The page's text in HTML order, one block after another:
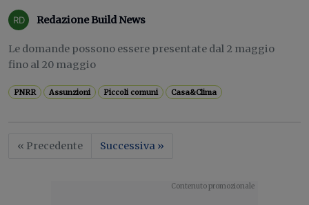
Redazione Build News
Le domande possono essere presentate dal 2 maggio
fino al 20 maggio
PNRR Assunzioni Piccoli comuni Casa&Clima
« Precedente Successiva »